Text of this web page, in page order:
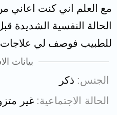
مع العلم اني كنت اعاني
الحالة النفسية الشديدة
للطبيب فوصف لي
بيانات
الجنس ذكر
الحالة الاجتماعية غير